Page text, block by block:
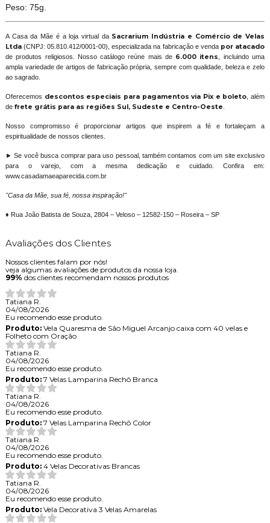
Peso: 75g.
A Casa da Mãe é a loja virtual daSacrarium Indústria e Comércio de Velas
Ltda(CNPJ: 05.810.412/0001-00), especializada na fabricação e venda por atacado
de produtos religiosos. Nosso catálogo reúne mais de 6.000 itens
, incluindo uma
ampla variedade de artigos de fabricação própria, sempre com qualidade, beleza e zelo
ao sagrado.
Oferecemos descontos especiais para pagamentos via Pix e boleto , além
de frete grátis para as regiões Sul, Sudeste e Centro-Oeste
Nosso compromisso é proporcionar artigos que inspirem a fé e fortaleçam a
espiritualidade de nossos clientes.
► Se você busca comprar para uso pessoal, também contamos com um site exclusivo
para o varejo, com a mesma dedicação e cuidado. Confira em:
www.casadamaeaparecida.com.br
"Casa da Mãe, sua fé, nossa inspiração!"
♦ Rua João Batista de Souza, 2804 – Veloso – 12582-150 – Roseira – SP
Avaliações dos Clientes
Nossos clientes falam por nós!
veja algumas avaliações de produtos da nossa loja.
99% dos clientes recomendam nossos produtos
Tatiana R.
04/08/2026
Eu recomendo esse produto.
Produto:Vela Quaresma de São Miguel Arcanjo caixa com 40 velas e
Folheto com Oração
Tatiana R.
04/08/2026
Eu recomendo esse produto.
Produto:7 Velas Lamparina Rechô Branca
Tatiana R.
04/08/2026
Eu recomendo esse produto.
Produto:7 Velas Lamparina Rechô Color
Tatiana R.
04/08/2026
Eu recomendo esse produto.
Produto:4 Velas Decorativas Brancas
Tatiana R.
04/08/2026
Eu recomendo esse produto.
Produto:Vela Decorativa 3 Velas Amarelas